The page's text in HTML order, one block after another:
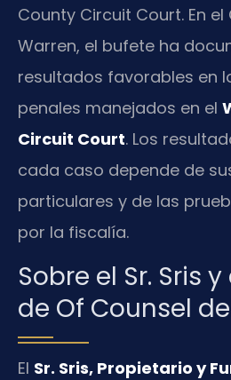
County Circuit Court. En
Warren, el bufete ha
resultados favorables en
penales manejados en el
Circuit Court. Los
cada caso depende de
particulares y de las
por la fiscalía.
Sobre el Sr. Sris
de Of Counsel
El Sr. Sris, Propietario y